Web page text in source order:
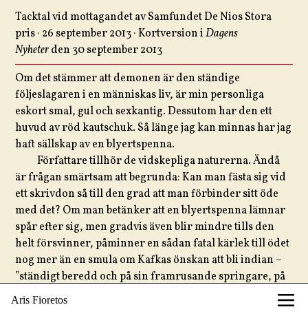
Aris Fioretos
Tacktal vid mottagandet av Samfundet De Nios Stora
pris · 26 september 2013 · Kortversion iDagens
Nyheterden 30 september 2013
Om det stämmer att demonen är den ständige
följeslagaren i en människas liv, är min personliga
eskort smal, gul och sexkantig. Dessutom har den ett
huvud av röd kautschuk. Så länge jag kan minnas har jag
haft sällskap av en blyertspenna.
Författare tillhör de vidskepliga naturerna. Ändå
är frågan smärtsam att begrunda: Kan man fästa sig vid
ett skrivdon så till den grad att man förbinder sitt öde
med det? Om man betänker att en blyertspenna lämnar
spår efter sig, men gradvis även blir mindre tills den
helt försvinner, påminner en sådan fatal kärlek till ödet
nog mer än en smula om Kafkas önskan att bli indian –
”ständigt beredd och på sin framrusande springare, på
snedden i luften, gång på gång snabbt darrande fram